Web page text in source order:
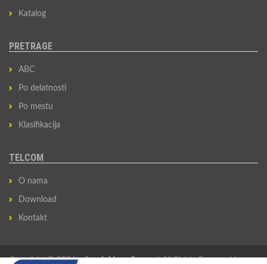
Katalog
PRETRAGE
ABC
Po delatnosti
Po mestu
Klasifikacija
TELCOM
O nama
Download
Kontakt
Copyright © 2026privredni-imenik.com